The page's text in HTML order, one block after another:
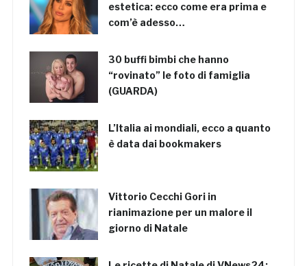
estetica: ecco come era prima e
com’è adesso…
30 buffi bimbi che hanno
“rovinato” le foto di famiglia
(GUARDA)
L’Italia ai mondiali, ecco a quanto
è data dai bookmakers
Vittorio Cecchi Gori in
rianimazione per un malore il
giorno di Natale